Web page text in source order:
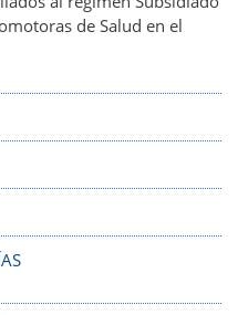
de Salud en el